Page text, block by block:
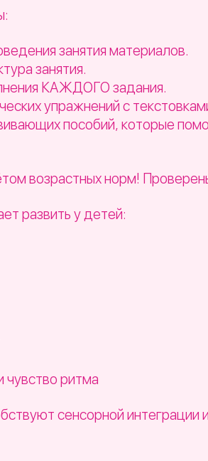
занятия материалов.
занятия.
КАЖДОГО задания.
упражнений с
пособий, которые
возрастных норм!
развить у детей:
чувство ритма
сенсорной интеграции